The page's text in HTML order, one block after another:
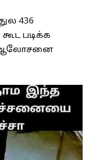
436
படிக்க
ஆலோசனை